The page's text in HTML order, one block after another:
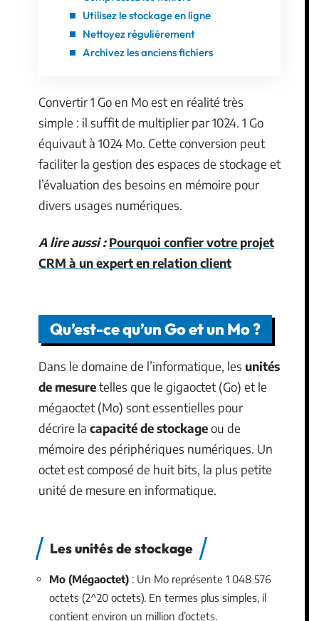
Utilisez le stockage en ligne
Nettoyez régulièrement
Archivez les anciens fichiers
Convertir 1 Go en Mo est en réalité très
simple : il suffit de multiplier par 1024. 1 Go
équivaut à 1024 Mo. Cette conversion peut
faciliter la gestion des espaces de stockage et
l’évaluation des besoins en mémoire pour
divers usages numériques.
A lire aussi : Pourquoi confier votre projet
CRM à un expert en relation client
Qu’est-ce qu’un Go et un Mo ?
Dans le domaine de l’informatique, les unités
de mesuretelles que le gigaoctet (Go) et le
mégaoctet (Mo) sont essentielles pour
décrire la capacité de stockageou de
mémoire des périphériques numériques. Un
octet est composé de huit bits, la plus petite
unité de mesure en informatique.
Les unités de stockage
Mo (Mégaoctet) : Un Mo représente 1 048 576
octets (2^20 octets). En termes plus simples, il
contient environ un million d’octets.